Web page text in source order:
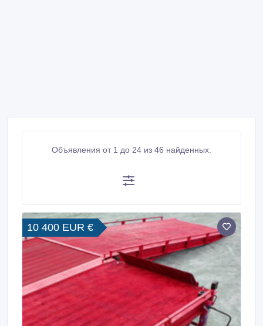
Объявления от 1 до 24 из 46 найденных.
10 400 EUR €